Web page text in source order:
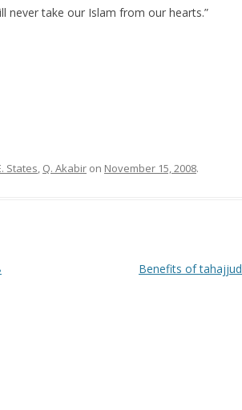
never take our Islam from our hearts.”
States, Q. Akabir on November 15, 2008.
Benefits of tahajjud